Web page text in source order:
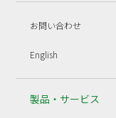
お問い合わせ
English
製品・サービス